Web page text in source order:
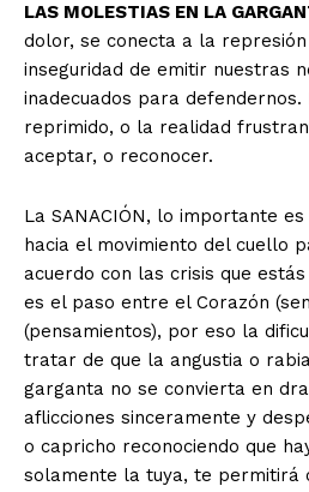
LAS MOLESTIAS EN LA
dolor, se conecta a la
inseguridad de emitir nuestras
inadecuados para defendernos.
reprimido, o la realidad
aceptar, o reconocer.
La SANACIÓN, lo importante
hacia el movimiento del cuello
acuerdo con las crisis que
es el paso entre el Corazón
(pensamientos), por eso la
tratar de que la angustia o
garganta no se convierta en
aflicciones sinceramente y
o capricho reconociendo que
solamente la tuya, te permitirá